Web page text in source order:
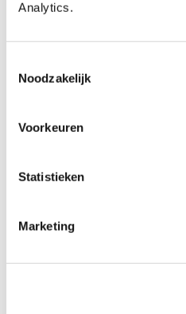
Analytics.
Noodzakelijk
Voorkeuren
Statistieken
Marketing
€ 80,79 excl. btw